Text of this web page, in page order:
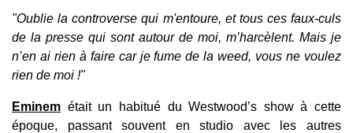
"Oublie la controverse qui m'entoure, et tous ces faux-culs
de la presse qui sont autour de moi, m’harcèlent. Mais je
n’en ai rien à faire car je fume de la weed, vous ne voulez
rien de moi !"
Eminem était un habitué du Westwood’s show à cette
époque, passant souvent en studio avec les autres